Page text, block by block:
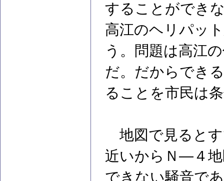
することができ
高江のヘリパッ
う。問題は高江
だ。だからでき
ることを市民は
地図で見ると
近いからＮ―４
できない騒音で